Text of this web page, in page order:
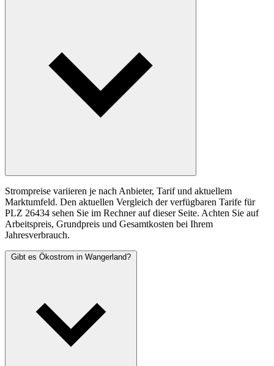
Strompreise variieren je nach Anbieter, Tarif und aktuellem
Marktumfeld. Den aktuellen Vergleich der verfügbaren Tarife für
PLZ 26434 sehen Sie im Rechner auf dieser Seite. Achten Sie auf
Arbeitspreis, Grundpreis und Gesamtkosten bei Ihrem
Jahresverbrauch.
Gibt es Ökostrom in Wangerland?